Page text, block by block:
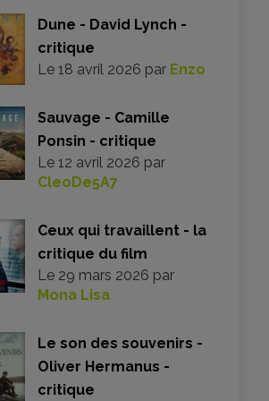
Dune - David Lynch -
critique
Le 18 avril 2026 par Enzo
Sauvage - Camille
Ponsin - critique
Le 12 avril 2026 par
CleoDe5A7
Ceux qui travaillent - la
critique du film
Le 29 mars 2026 par
Mona Lisa
Le son des souvenirs -
Oliver Hermanus -
critique